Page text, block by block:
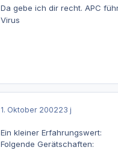
Da gebe ich dir recht. APC
Virus
1. Oktober 200223 j
Ein kleiner Erfahrungswert:
Folgende Gerätschaften: